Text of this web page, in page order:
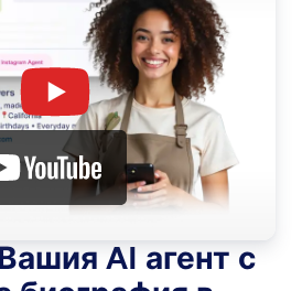
тон на гласа и го оставете
лични съобщения, коментари
публикации, за да
и по-автентични отговори.
Функции